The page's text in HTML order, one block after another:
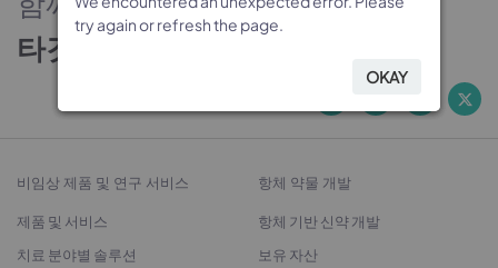
타깃 발굴에서 치료제 개발까지
비임상 제품 및 연구 서비스
제품 및 서비스
치료 분야별 솔루션
항체 약물 개발
항체 기반 신약 개발
보유 자산
try again or refresh the page.
OKAY
try again or refresh the page.
OKAY
try again or refresh the page.
OKAY
try again or refresh the page.
OKAY